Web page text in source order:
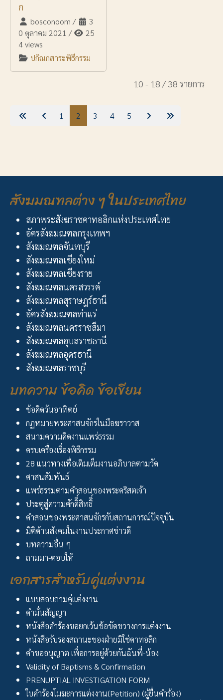
ก
bosconoom /
3
0 ตุลาคม 2021 /
25
4 views
ปกิณกสาระพิธีกรรม
10 - 18 / 38 รายการ
1 2 3 4 5
สังฆมณฑลต่าง ๆ ในประเทศไทย
สภาพระสังฆราชคาทอลิกแห่งประเทศไทย
อัครสังฆมณฑลกรุงเทพฯ
สังฆมณฑลจันทบุรี
สังฆมณฑลเชียงใหม่
สังฆมณฑลเชียงราย
สังฆมณฑลนครสวรรค์
สังฆมณฑลสุราษฎร์ธานี
อัครสังฆมณฑลท่าแร่
สังฆมณฑลนครราชสีมา
สังฆมณฑลอุบลราชธานี
สังฆมณฑลอุดรธานี
สังฆมณฑลราชบุรี
บทความ ข้อคิด ข้อเขียน
ข้อคิดวันอาทิตย์
กฏหมายพระศาสนจักรในมือฆราวาส
สนามความคิดงานแพร่ธรรม
ครบเครื่องเรื่องพิธีกรรม
28 แนวทางเพื่อเติมเต็มงานอภิบาลตามวัด
ศาสนสัมพันธ์
แพร่ธรรมตามคำสอนของพระคริสตเจ้า
ประตูสู่ความศักดิิ์สิทธิิ์
คำสอนของพระศาสนจักรกับสถานการณ์ปัจจุบัน
มิติด้านสังคมในงานประกาศข่าวดี
บทความอื่น ๆ
ถามมา-ตอบให้
เอกสารสำหรับคู่แต่งงาน
แบบสอบถามคู่แต่งงาน
คำมั่นสัญญา
หนังสือคำร้องขอยกเว้นข้อขัดขวางการแต่งงาน
หนังสือรับรองสถานะของฝ่ายมิใช่คาทอลิก
คำขออนุญาต เพื่อการอยู่ด้วยกันฉันพี่-น้อง
Validity of Baptisms & Confirmation
PRENUPTIAL INVESTIGATION FORM
ใบคำร้องโมฆะการแต่งงาน(Petition) (ผู้ยื่นคำร้อง)